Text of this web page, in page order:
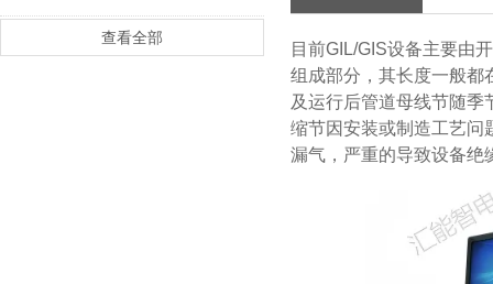
查看全部
目前GIL/GIS设备主要由
组成部分，其长度一般都
及运行后管道母线节随季
缩节因安装或制造工艺问
漏气，严重的导致设备绝